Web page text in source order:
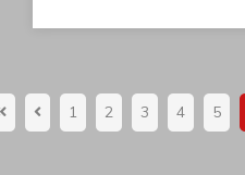
1 2 3 4 5